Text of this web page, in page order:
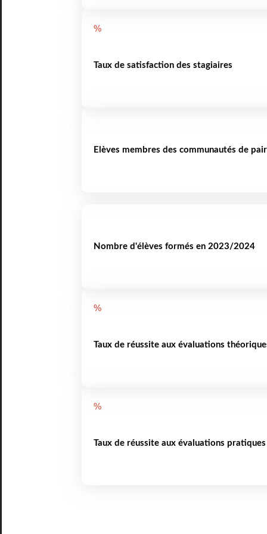
%
Taux de satisfaction des stagiaires
Elèves membres des communautés de
Nombre d'élèves formés en 2023/2024
%
Taux de réussite aux évaluations
%
Taux de réussite aux évaluations pratiques